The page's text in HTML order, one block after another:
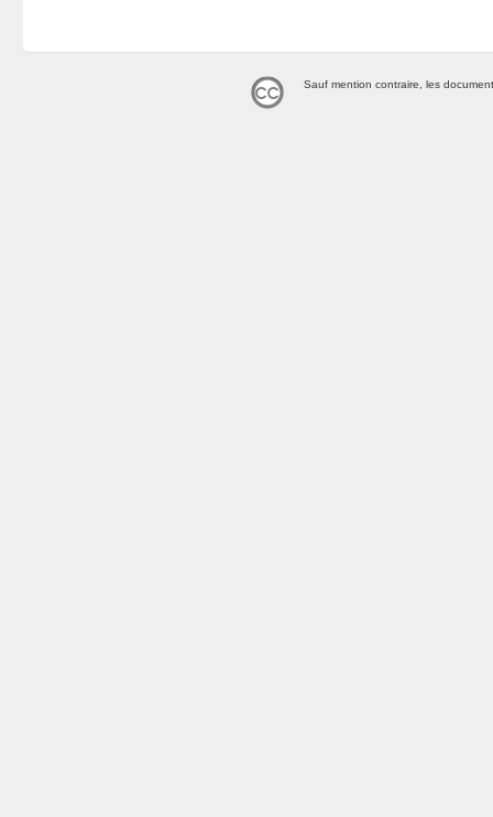
Sauf mention contraire, les